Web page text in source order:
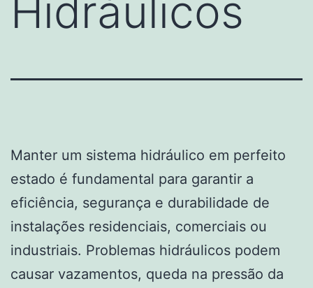
Hidráulicos
Manter um sistema hidráulico em perfeito
estado é fundamental para garantir a
eficiência, segurança e durabilidade de
instalações residenciais, comerciais ou
industriais. Problemas hidráulicos podem
causar vazamentos, queda na pressão da